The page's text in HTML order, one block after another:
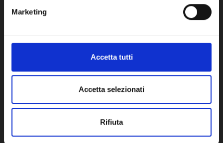
Marketing
Accetta tutti
Accetta selezionati
Rifiuta